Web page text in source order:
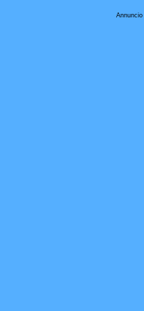
Annuncio